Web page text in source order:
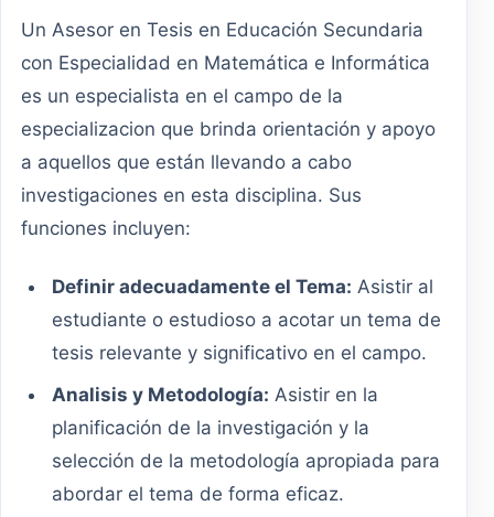
Un Asesor en Tesis en Educación Secundaria
con Especialidad en Matemática e Informática
es un especialista en el campo de la
especializacion que brinda orientación y apoyo
a aquellos que están llevando a cabo
investigaciones en esta disciplina. Sus
funciones incluyen:
Definir adecuadamente el Tema: Asistir al
estudiante o estudioso a acotar un tema de
tesis relevante y significativo en el campo.
Analisis y Metodología: Asistir en la
planificación de la investigación y la
selección de la metodología apropiada para
abordar el tema de forma eficaz.